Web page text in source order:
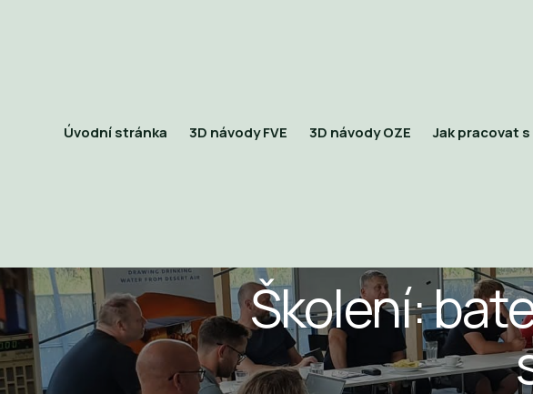
Úvodní stránka 3D návody FVE 3D návody OZE Jak pracovat
Školení: